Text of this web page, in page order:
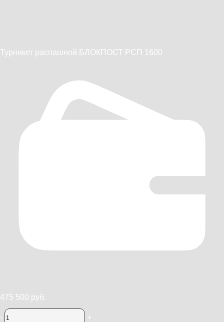
Турникет распашной БЛОКПОСТ РСП 1600
475 500 руб.
-
+